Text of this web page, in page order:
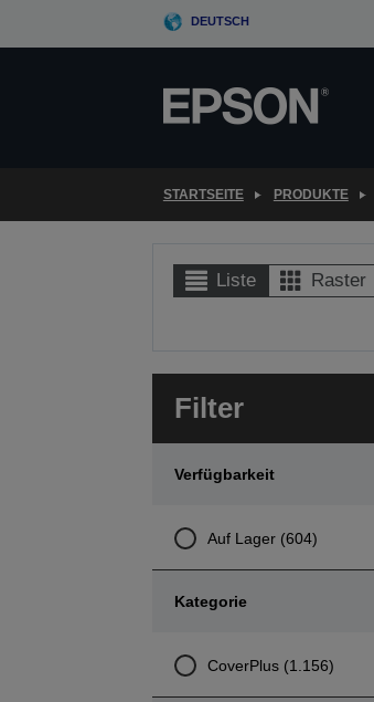
DEUTSCH
STARTSEITE PRODUKTE
Liste Raster
Filter
Verfügbarkeit
Auf Lager (604)
Kategorie
CoverPlus (1.156)